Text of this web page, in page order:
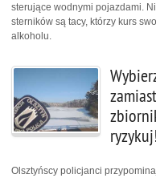
sterujące wodnymi pojazdami.
sterników są tacy, którzy kurs
alkoholu.
ryzykuj!
Olsztyńscy policjanci